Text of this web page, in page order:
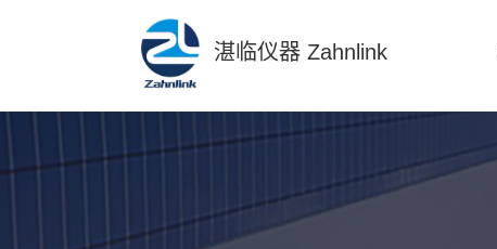
湛临仪器 Zahnlink